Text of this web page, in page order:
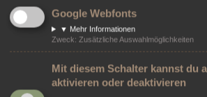
Google Webfonts
▼ Mehr Informationen
Zweck: Zusätzliche Auswahlmöglichkeiten
Mit diesem Schalter kannst du
aktivieren oder deaktivieren